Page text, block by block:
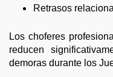
Retrasos
Los choferes
reducen
demoras durante los